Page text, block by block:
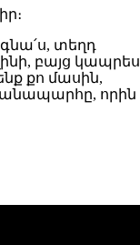
տեղդ
բայց կապրես
քո մասին,
որին